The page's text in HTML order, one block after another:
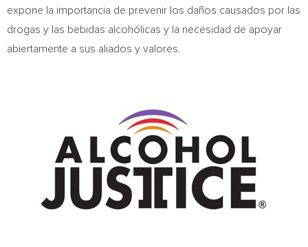
expone la importancia de prevenir los daños causados por las
drogas y las bebidas alcohólicas y la necesidad de apoyar
abiertamente a sus aliados y valores.